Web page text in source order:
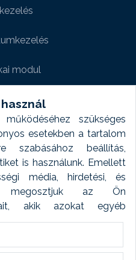
szükséges
esetekben a tartalom
szabásához beállítás,
is használunk. Emellett
média, hirdetési, és
megosztjuk az Ön
akik azokat egyéb
kombinálhatják. A sütik
naplózást végzünk és
automatikusan töröljük. A
modul
modul
extra modul
modul